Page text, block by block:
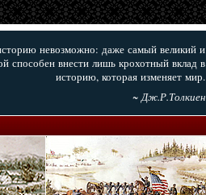
невозможно: даже самый великий и
способен внести лишь крохотный вклад в
историю, которая изменяет мир.
~ Дж.Р.Толкиен